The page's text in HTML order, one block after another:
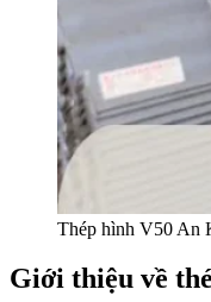
Thép hình V50 An
Giới thiệu về